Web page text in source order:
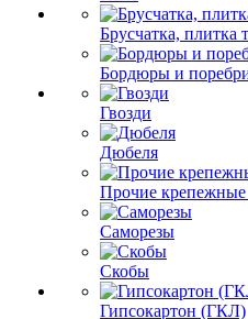
Брусчатка, плитка
Бордюры и
Гвозди
Дюбеля
Прочие крепежные
Саморезы
Скобы
Гипсокартон (ГКЛ)